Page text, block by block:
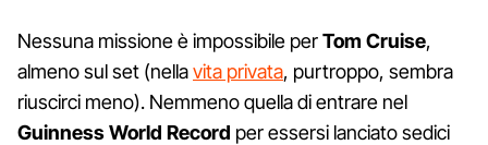
Nessuna missione è impossibile perTom Cruise,
almeno sul set (nellavita privata, purtroppo, sembra
riuscirci meno). Nemmeno quella di entrare nel
Guinness World Record per essersi lanciato sedici